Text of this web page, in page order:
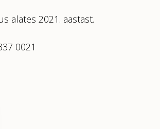
alates 2021. aastast.
0021